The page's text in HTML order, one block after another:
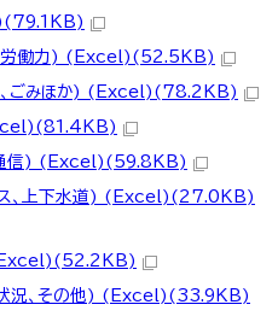
労働力) (Excel)(52.5KB)
、ごみほか) (Excel)(78.2KB)
通信) (Excel)(59.8KB)
ス、上下水道) (Excel)(27.0KB)
(Excel)(52.2KB)
状況、その他) (Excel)(33.9KB)